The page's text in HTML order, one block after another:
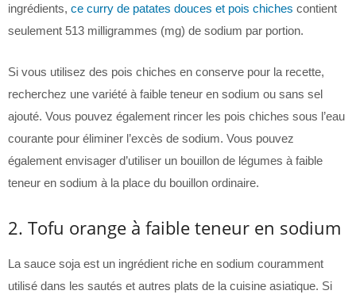
ingrédients, ce curry de patates douces et pois chiches contient
seulement 513 milligrammes (mg) de sodium par portion.
Si vous utilisez des pois chiches en conserve pour la recette,
recherchez une variété à faible teneur en sodium ou sans sel
ajouté. Vous pouvez également rincer les pois chiches sous l’eau
courante pour éliminer l’excès de sodium. Vous pouvez
également envisager d’utiliser un bouillon de légumes à faible
teneur en sodium à la place du bouillon ordinaire.
2. Tofu orange à faible teneur en sodium
La sauce soja est un ingrédient riche en sodium couramment
utilisé dans les sautés et autres plats de la cuisine asiatique. Si